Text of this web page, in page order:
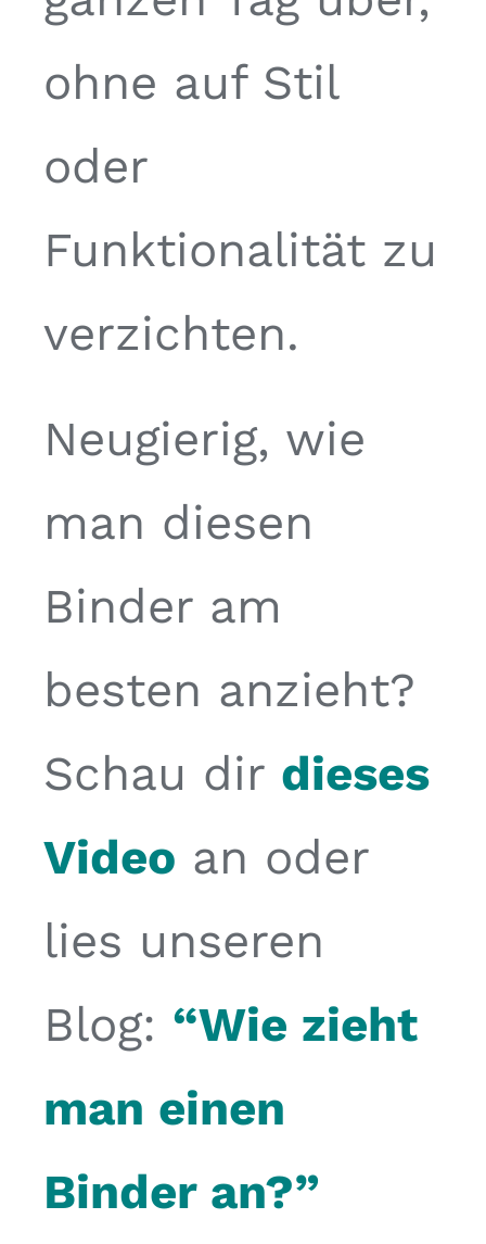
ohne auf Stil
oder
Funktionalität zu
verzichten.
Neugierig, wie
man diesen
Binder am
besten anzieht?
Schau dir dieses
Video an oder
lies unseren
Blog: “Wie zieht
man einen
Binder an?”